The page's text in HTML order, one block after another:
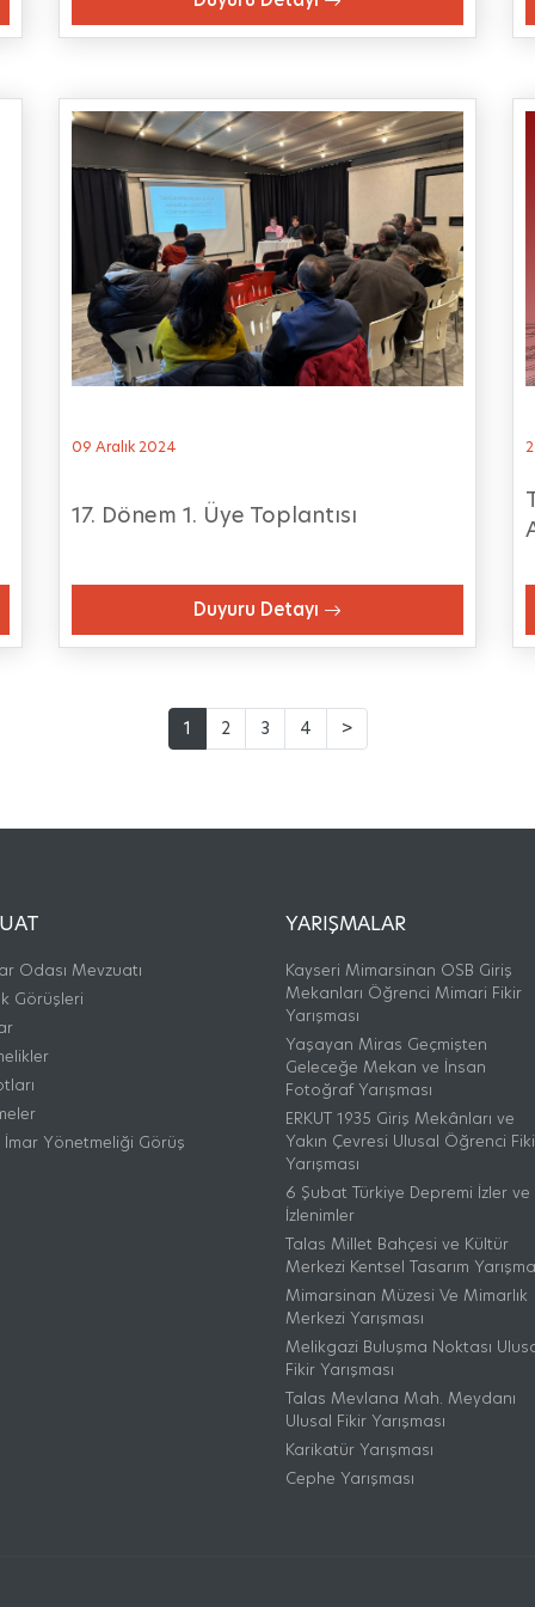
09 Aralık 2024
17. Dönem 1. Üye Toplantısı
Duyuru Detayı
1 2 3 4 >
Odası Mevzuatı
Görüşleri
İmar Yönetmeliği Görüş
YARIŞMALAR
Kayseri Mimarsinan OSB Giriş
Mekanları Öğrenci Mimari Fikir
Yarışması
Yaşayan Miras Geçmişten
Geleceğe Mekan ve İnsan
Fotoğraf Yarışması
ERKUT 1935 Giriş Mekânları ve
Yakın Çevresi Ulusal Öğrenci
Yarışması
6 Şubat Türkiye Depremi İzler ve
İzlenimler
Talas Millet Bahçesi ve Kültür
Merkezi Kentsel Tasarım
Mimarsinan Müzesi Ve Mimarlık
Merkezi Yarışması
Melikgazi Buluşma Noktası
Fikir Yarışması
Talas Mevlana Mah. Meydanı
Ulusal Fikir Yarışması
Karikatür Yarışması
Cephe Yarışması